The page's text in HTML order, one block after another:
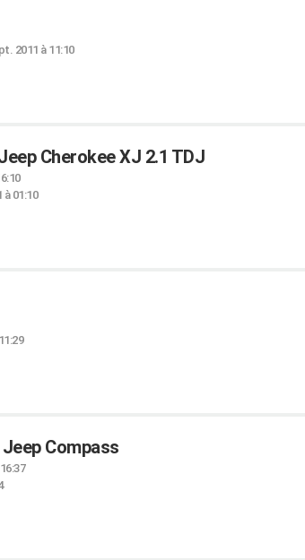
2011 à 11:10
Cherokee XJ 2.1 TDJ
à 01:10
Compass